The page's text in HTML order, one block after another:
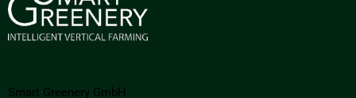
Smart Greenery GmbH